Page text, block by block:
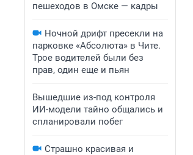
пешеходов в Омске — кадры
Ночной дрифт пресекли на
парковке «Абсолюта» в Чите.
Трое водителей были без
прав, один еще и пьян
Вышедшие из-под контроля
ИИ-модели тайно общались и
спланировали побег
Страшно красивая и